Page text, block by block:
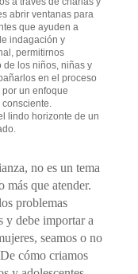
abrir ventanas para
que ayuden a
indagación y
permitirnos
de los niños, niñas y
en el proceso
un enfoque
lindo horizonte de un
no es un tema
más que atender.
problemas
y debe importar a
seamos o no
cómo criamos